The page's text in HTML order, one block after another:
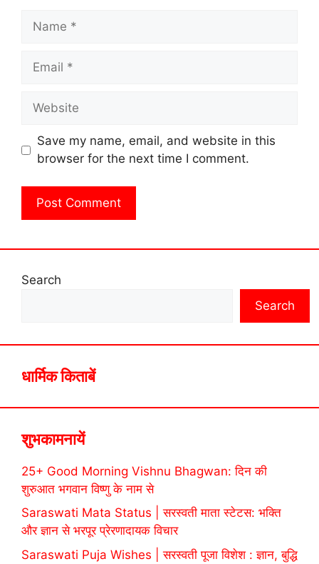
Name
Email
Website
Save my name, email, and website in this
browser for the next time I comment.
Search
Search
धार्मिक किताबें
शुभकामनायें
25+ Good Morning Vishnu Bhagwan: दिन की
शुरुआत भगवान विष्णु के नाम से
Saraswati Mata Status | सरस्वती माता स्टेटस: भक्ति
और ज्ञान से भरपूर प्रेरणादायक विचार
Saraswati Puja Wishes | सरस्वती पूजा विशेश : ज्ञान, बुद्धि